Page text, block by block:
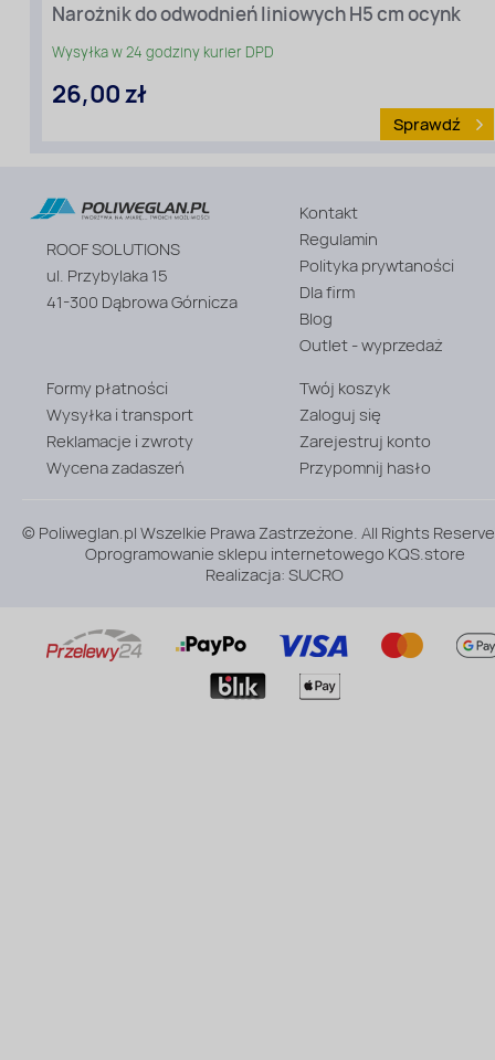
Narożnik do odwodnień liniowych H5 cm ocynk
Wysyłka w 24 godziny kurier DPD
26,00 zł
Sprawdź
Wysokość
5
ROOF SOLUTIONS
ul. Przybylaka 15
41-300 Dąbrowa Górnicza
Kontakt
Regulamin
Polityka prywtaności
Dla firm
Blog
Outlet - wyprzedaż
Formy płatności
Wysyłka i transport
Reklamacje i zwroty
Wycena zadaszeń
Twój koszyk
Zaloguj się
Zarejestruj konto
Przypomnij hasło
© Poliweglan.pl Wszelkie Prawa Zastrzeżone. All Rights
Oprogramowanie sklepu internetowego KQS.store
Realizacja:SUCRO